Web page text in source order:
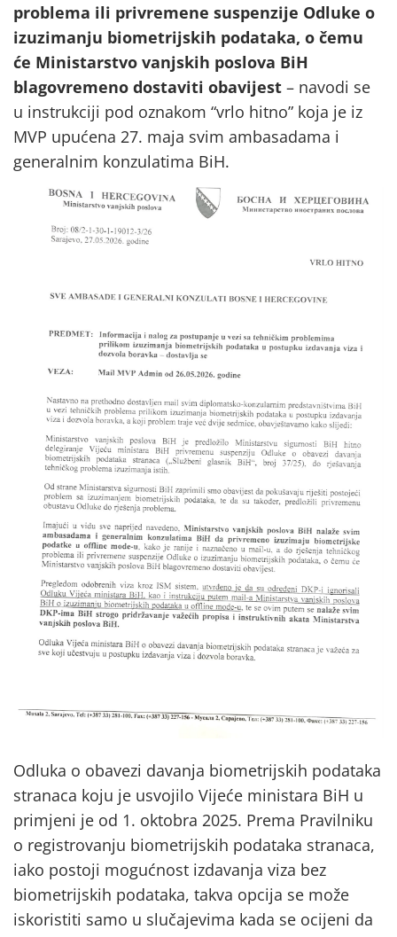
problema ili privremene suspenzije Odluke o
izuzimanju biometrijskih podataka, o čemu
će Ministarstvo vanjskih poslova BiH
blagovremeno dostaviti obavijest – navodi se
u instrukciji pod oznakom “vrlo hitno” koja je iz
MVP upućena 27. maja svim ambasadama i
generalnim konzulatima BiH.
Odluka o obavezi davanja biometrijskih podataka
stranaca koju je usvojilo Vijeće ministara BiH u
primjeni je od 1. oktobra 2025. Prema Pravilniku
o registrovanju biometrijskih podataka stranaca,
iako postoji mogućnost izdavanja viza bez
biometrijskih podataka, takva opcija se može
iskoristiti samo u slučajevima kada se ocijeni da